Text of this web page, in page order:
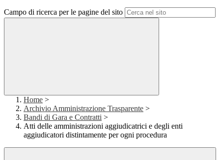
Campo di ricerca per le pagine del sito
Home >
Archivio Amministrazione Trasparente >
Bandi di Gara e Contratti >
Atti delle amministrazioni aggiudicatrici e degli enti
aggiudicatori distintamente per ogni procedura